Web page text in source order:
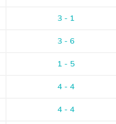
3 - 1
3 - 6
1 - 5
4 - 4
4 - 4